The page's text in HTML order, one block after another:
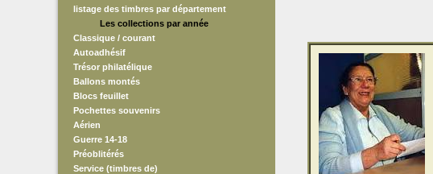
listage des timbres par département
Les collections par année
Classique / courant
Autoadhésif
Trésor philatélique
Ballons montés
Blocs feuillet
Pochettes souvenirs
Aérien
Guerre 14-18
Préoblitérés
Service (timbres de)